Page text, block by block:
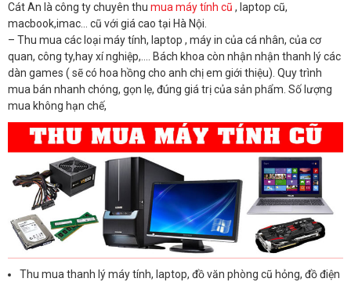
Cát An là công ty chuyên thu mua máy tính cũ , laptop cũ,
macbook,imac… cũ với giá cao tại Hà Nội.
– Thu mua các loại máy tính, laptop , máy in của cá nhân, của cơ
quan, công ty,hay xí nghiệp,…. Bách khoa còn nhận nhận thanh lý các
dàn games ( sẽ có hoa hồng cho anh chị em giới thiệu). Quy trình
mua bán nhanh chóng, gọn lẹ, đúng giá trị của sản phẩm. Số lượng
mua không hạn chế,
Thu mua thanh lý máy tính, laptop, đồ văn phòng cũ hỏng, đồ điện